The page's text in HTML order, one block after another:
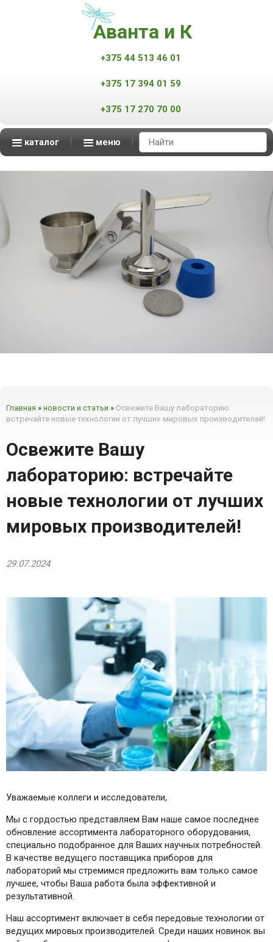
Аванта и К
+375 44 513 46 01
+375 17 394 01 59
+375 17 270 70 00
каталог меню
Главная » новости и статьи » Освежите Вашу лабораторию:
встречайте новые технологии от лучших мировых производителей!
Освежите Вашу
лабораторию: встречайте
новые технологии от лучших
мировых производителей!
29.07.2024
Уважаемые коллеги и исследователи,
Мы с гордостью представляем Вам наше самое последнее
обновление ассортимента лабораторного оборудования,
специально подобранное для Ваших научных потребностей.
В качестве ведущего поставщика приборов для
лабораторий мы стремимся предложить вам только самое
лучшее, чтобы Ваша работа была эффективной и
результативной.
Наш ассортимент включает в себя передовые технологии от
ведущих мировых производителей. Среди наших новинок вы